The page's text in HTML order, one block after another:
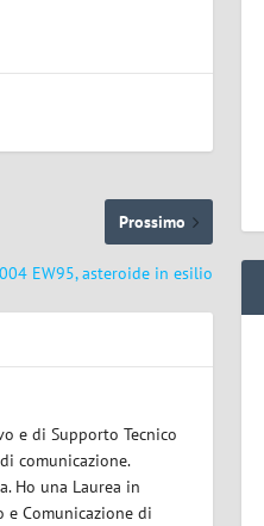
Prossimo
EW95, asteroide in esilio
e di Supporto Tecnico
comunicazione.
Ho una Laurea in
Comunicazione di